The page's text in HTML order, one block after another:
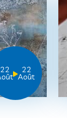
22 22
Août